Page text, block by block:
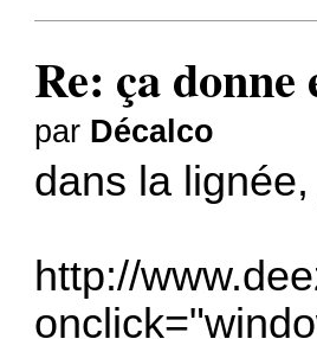
Re: ça donne
par Décalco
dans la
http://